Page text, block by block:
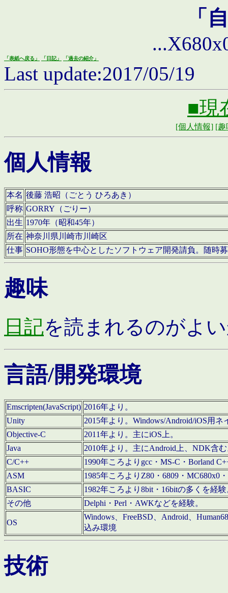
「
「表紙へ戻る」 「日記」 「過去の紹介」
Last update:2017/05/19
■現
[個人情報] [趣
個人情報
本名 後藤 浩昭（ごとう ひろあき）
呼称 GORRY（ごりー）
出生 1970年（昭和45年）
所在 神奈川県川崎市川崎区
仕事 SOHO形態を中心としたソフトウェア開発請負。随時
趣味
日記を読まれるのがよ
言語/開発環境
Emscripten(JavaScript) 2016年より。
Unity
2015年より。Windows/Android/iOS用
Objective-C
2011年より。主にiOS上。
Java
2010年より。主にAndroid上、NDK含
C/C++
1990年ころよりgcc・MS-C・Borland
ASM
1985年ころよりZ80・6809・MC680x0
BASIC
1982年ころより8bit・16bitの多くを経
その他
Delphi・Perl・AWKなどを経験。
OS
Windows、FreeBSD、Android、
込み環境
技術